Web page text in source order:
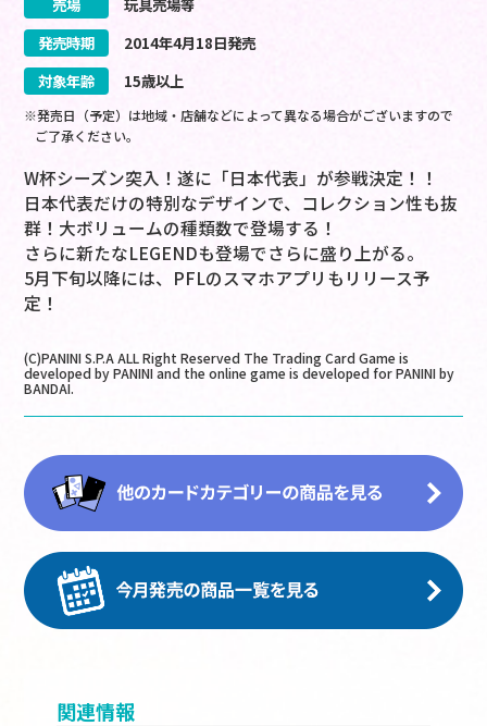
売場
玩具売場等
発売時期
2014年4月18日発売
対象年齢
15歳以上
※発売日（予定）は地域・店舗などによって異なる場合がございますので
ご了承ください。
W杯シーズン突入！遂に「日本代表」が参戦決定！！
日本代表だけの特別なデザインで、コレクション性も抜
群！大ボリュームの種類数で登場する！
さらに新たなLEGENDも登場でさらに盛り上がる。
5月下旬以降には、PFLのスマホアプリもリリース予
定！
(C)PANINI S.P.A ALL Right Reserved The Trading Card Game is
developed by PANINI and the online game is developed for PANINI by
BANDAI.
関連情報